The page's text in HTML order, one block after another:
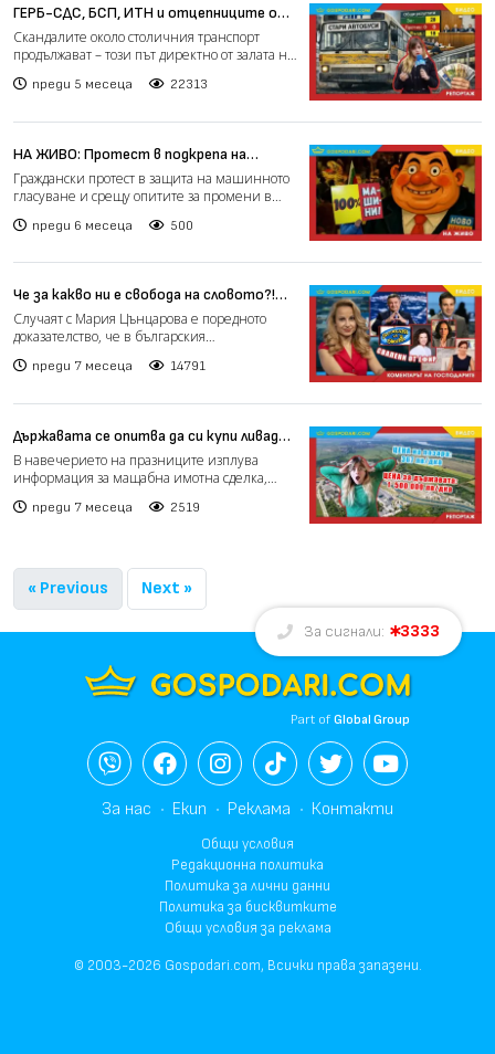
ГЕРБ-СДС, БСП, ИТН и отцепниците от
"Възраждане" спасиха ръководството
на столичния "Автотранспорт" въпреки
(РЕПОРТАЖ)
Скандалите около столичния транспорт
продължават – този път директно от залата на
преди 5 месеца 22313
НА ЖИВО: Протест в подкрепа на
машинното гласуване (РЕПОРТАЖ)
Граждански протест в защита на машинното
гласуване и срещу опитите за промени в
преди 6 месеца 500
Че за какво ни е свобода на словото?!
(Коментарът на "Господарите")
Случаят с Мария Цънцарова е поредното
доказателство, че в българския
преди 7 месеца 14791
Държавата се опитва да си купи ливада
край АЕЦ “Козлодуй” за десетки пъти
по-висока от пазарната цена
В навечерието на празниците изплува
информация за мащабна имотна сделка,
преди 7 месеца 2519
« Previous Next »
За сигнали: 3333
Part ofGlobal Group
За нас Екип Реклама Контакти
Общи условия
Редакционна политика
Политика за лични данни
Политика за бисквитките
Общи условия за реклама
© 2003-2026 Gospodari.com, Всички права запазени.